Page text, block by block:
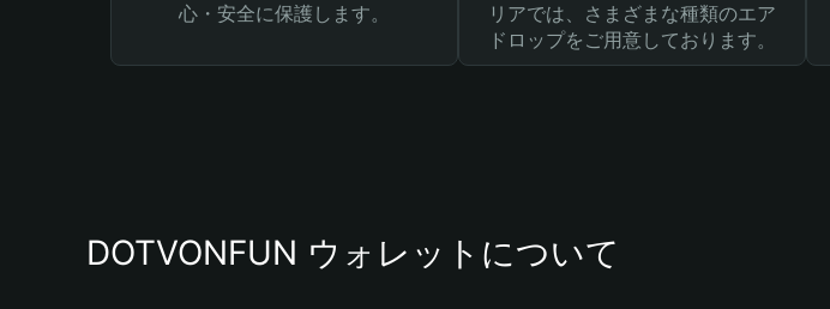
心・安全に保護します。
リアでは、さまざまな種類のエア
ドロップをご用意しております。
DOTVONFUN ウォレットについて